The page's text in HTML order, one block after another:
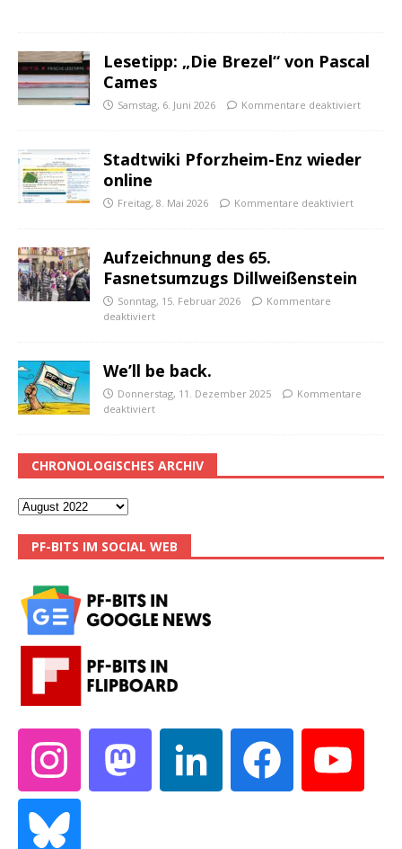
Lesetipp: „Die Brezel“ von Pascal
Cames
Samstag, 6. Juni 2026 Kommentare deaktiviert
Stadtwiki Pforzheim-Enz wieder
online
Freitag, 8. Mai 2026 Kommentare deaktiviert
Aufzeichnung des 65.
Fasnetsumzugs Dillweißenstein
Sonntag, 15. Februar 2026
Kommentare
deaktiviert
We’ll be back.
Donnerstag, 11. Dezember 2025
Kommentare
deaktiviert
CHRONOLOGISCHES ARCHIV
PF-BITS IM SOCIAL WEB